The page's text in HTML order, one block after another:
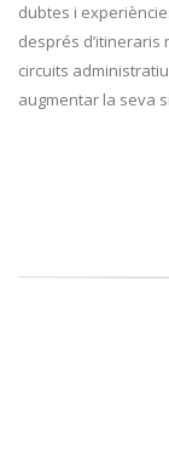
dubtes i
després
circuits
augmentar la seva